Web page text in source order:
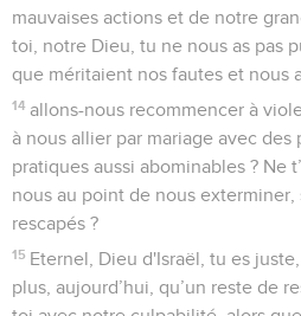
mauvaises actions et de notre
toi, notre Dieu, tu ne nous as pas
que méritaient nos fautes et nous
14 allons-nous recommencer à
à nous allier par mariage avec des
pratiques aussi abominables ? Ne
nous au point de nous exterminer,
rescapés ?
15 Eternel, Dieu d'Israël, tu es
plus, aujourd’hui, qu’un reste de